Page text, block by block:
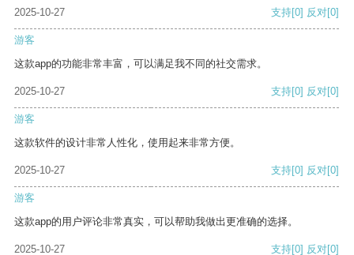
2025-10-27 支持[0] 反对[0]
游客
这款app的功能非常丰富，可以满足我不同的社交需求。
2025-10-27 支持[0] 反对[0]
游客
这款软件的设计非常人性化，使用起来非常方便。
2025-10-27 支持[0] 反对[0]
游客
这款app的用户评论非常真实，可以帮助我做出更准确的选择。
2025-10-27 支持[0] 反对[0]